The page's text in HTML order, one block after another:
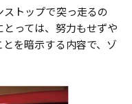
トップで突っ走るの
っては、努力もせずや
を暗示する内容で、ゾ